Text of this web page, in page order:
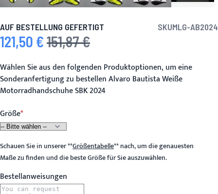
AUF BESTELLUNG GEFERTIGT SKUMLG-AB2024
Sonderpreis
121,50 € Regulärer Preis
151,87 €
Wählen Sie aus den folgenden Produktoptionen, um eine
Sonderanfertigung zu bestellen Alvaro Bautista Weiße
Motorradhandschuhe SBK 2024
Größe
Schauen Sie in unserer**Größentabelle**nach, um die genauesten
Maße zu finden und die beste Größe für Sie auszuwählen.
Bestellanweisungen